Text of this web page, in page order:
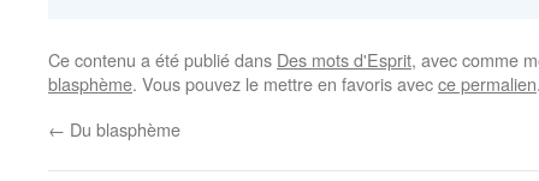
Ce contenu a été publié dans Des mots d'Esprit, avec comme
blasphème. Vous pouvez le mettre en favoris avecce permalien
← Du blasphème